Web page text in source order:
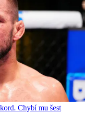
Chybí mu šest